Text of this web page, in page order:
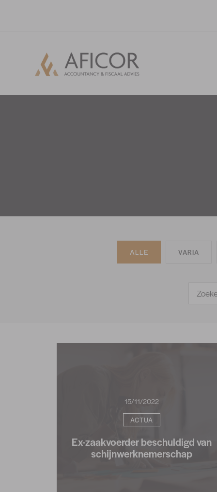
ALLE VARIA
15/11/2022
ACTUA
Ex-zaakvoerder beschuldigd van
schijnwerknemerschap